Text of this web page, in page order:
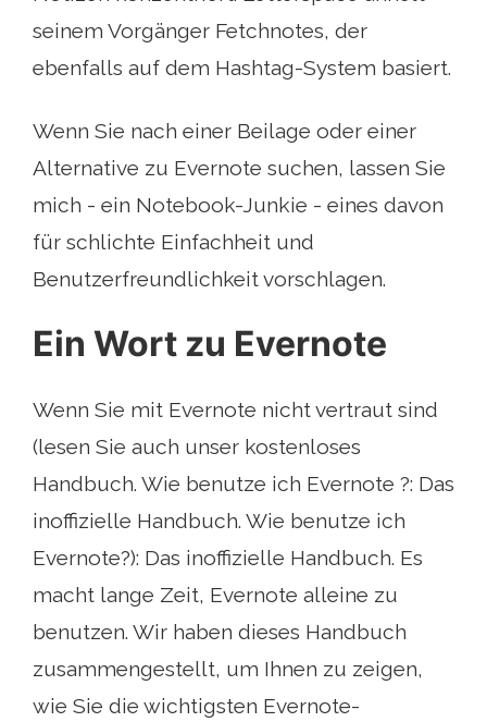
seinem Vorgänger Fetchnotes, der
ebenfalls auf dem Hashtag-System basiert.
Wenn Sie nach einer Beilage oder einer
Alternative zu Evernote suchen, lassen Sie
mich - ein Notebook-Junkie - eines davon
für schlichte Einfachheit und
Benutzerfreundlichkeit vorschlagen.
Ein Wort zu Evernote
Wenn Sie mit Evernote nicht vertraut sind
(lesen Sie auch unser kostenloses
Handbuch. Wie benutze ich Evernote ?: Das
inoffizielle Handbuch. Wie benutze ich
Evernote?): Das inoffizielle Handbuch. Es
macht lange Zeit, Evernote alleine zu
benutzen. Wir haben dieses Handbuch
zusammengestellt, um Ihnen zu zeigen,
wie Sie die wichtigsten Evernote-